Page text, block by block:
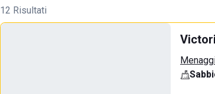
12 Risultati